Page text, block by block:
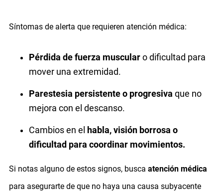
Síntomas de alerta que requieren atención médica:
Pérdida de fuerza muscularo dificultad para
mover una extremidad.
Parestesia persistente o progresiva que no
mejora con el descanso.
Cambios en el habla, visión borrosa o
dificultad para coordinar movimientos.
Si notas alguno de estos signos, busca atención médica
para asegurarte de que no haya una causa subyacente